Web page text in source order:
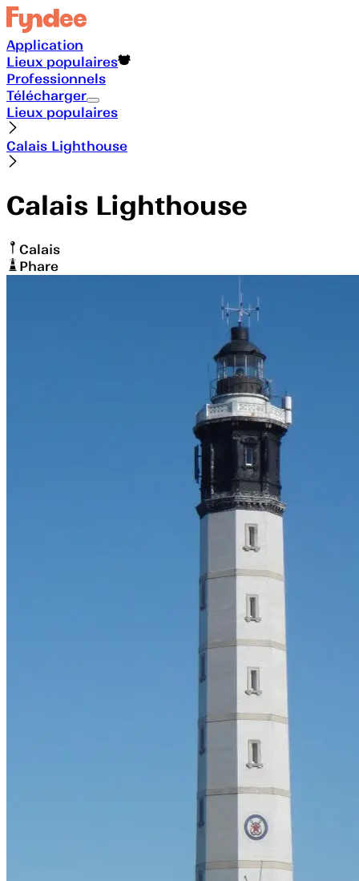
Application
Lieux populaires
Professionnels
Télécharger
Lieux populaires
Calais Lighthouse
Calais Lighthouse
Calais
Phare